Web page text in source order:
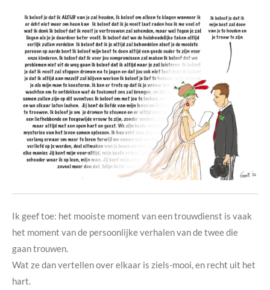
Ik geef toe: het mooiste moment van een trouwdienst is vaak
het moment van de persoonlijke verhalen van de twee die
gaan trouwen.
Wat ze dan vertellen over elkaar is ziels-mooi, en recht uit het
hart.